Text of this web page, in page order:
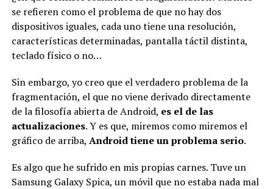
se refieren como el problema de que no hay dos
dispositivos iguales, cada uno tiene una resolución,
características determinadas, pantalla táctil distinta,
teclado físico o no…
Sin embargo, yo creo que el verdadero problema de la
fragmentación, el que no viene derivado directamente
de la filosofía abierta de Android, es el de las
actualizaciones. Y es que, miremos como miremos el
gráfico de arriba, Android tiene un problema serio.
Es algo que he sufrido en mis propias carnes. Tuve un
Samsung Galaxy Spica, un móvil que no estaba nada mal